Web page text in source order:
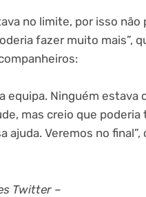
no limite, por isso
fazer muito mais”,
equipa. Ninguém estava
mas creio que
ajuda. Veremos no
Twitter –